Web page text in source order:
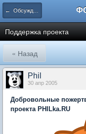
← Обсуждение Сайта и Форума
Поддержка проекта
« Назад
Phil
30 апр 2005
Добровольные
проекта PHILka.RU